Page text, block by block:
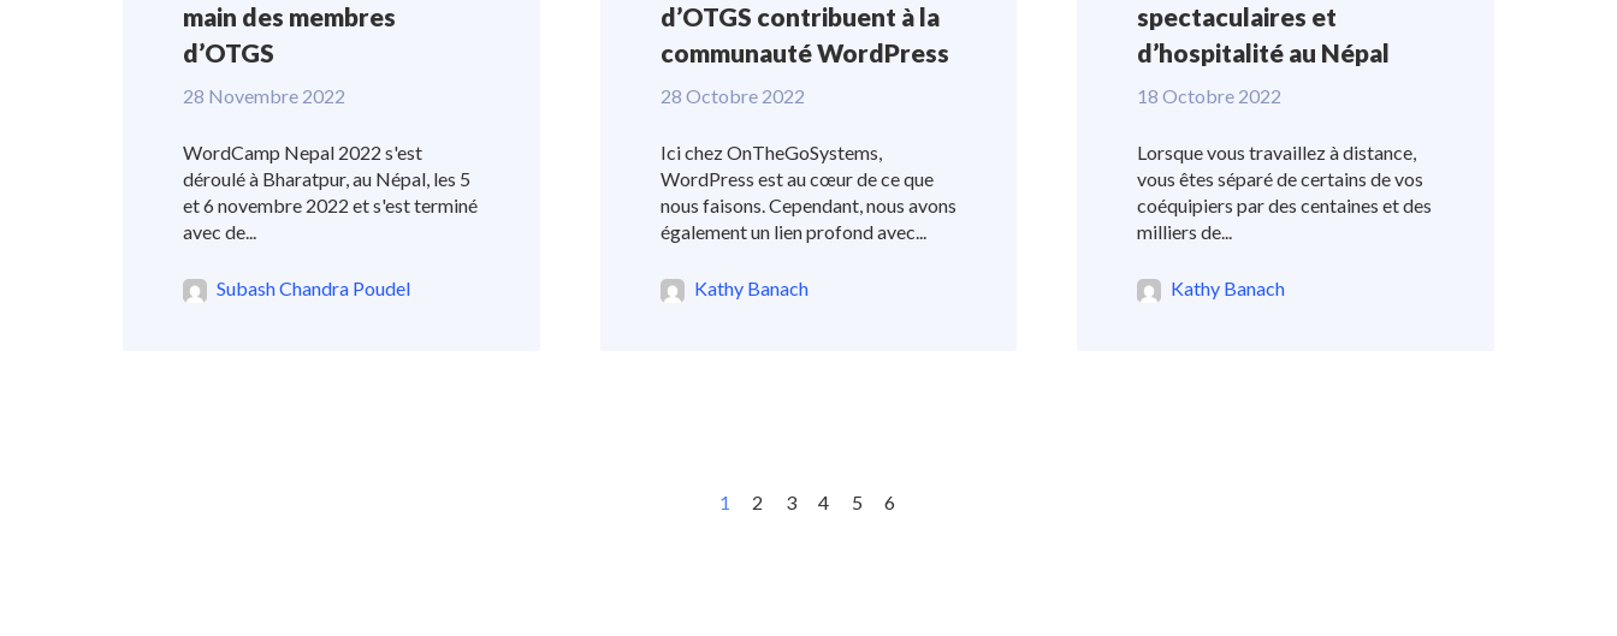
main des membres
d’OTGS
28 Novembre 2022
WordCamp Nepal 2022 s'est
déroulé à Bharatpur, au Népal, les 5
et 6 novembre 2022 et s'est terminé
avec de...
Subash Chandra Poudel
d’OTGS contribuent à la
communauté WordPress
28 Octobre 2022
Ici chez OnTheGoSystems,
WordPress est au cœur de ce que
nous faisons. Cependant, nous avons
également un lien profond avec...
Kathy Banach
spectaculaires et
d’hospitalité au Népal
18 Octobre 2022
Lorsque vous travaillez à distance,
vous êtes séparé de certains de vos
coéquipiers par des centaines et des
milliers de...
Kathy Banach
1 2 3 4 5 6